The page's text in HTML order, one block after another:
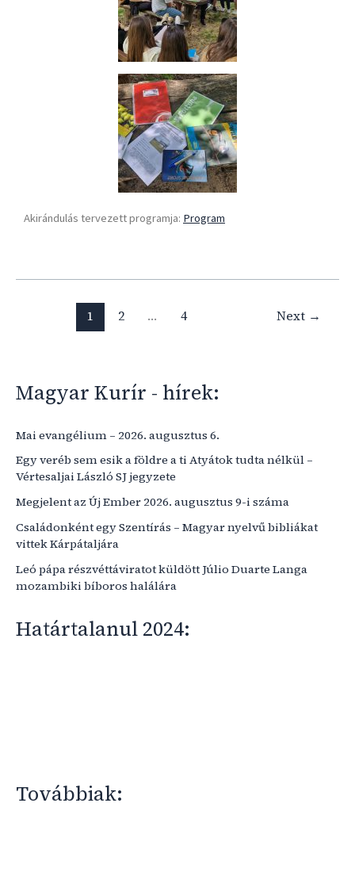
Akirándulás tervezett programja: Program
1 2 … 4 Next →
Magyar Kurír - hírek:
Mai evangélium – 2026. augusztus 6.
Egy veréb sem esik a földre a ti Atyátok tudta nélkül –
Vértesaljai László SJ jegyzete
Megjelent az Új Ember 2026. augusztus 9-i száma
Családonként egy Szentírás – Magyar nyelvű bibliákat
vittek Kárpátaljára
Leó pápa részvéttáviratot küldött Júlio Duarte Langa
mozambiki bíboros halálára
Határtalanul 2024:
Továbbiak: